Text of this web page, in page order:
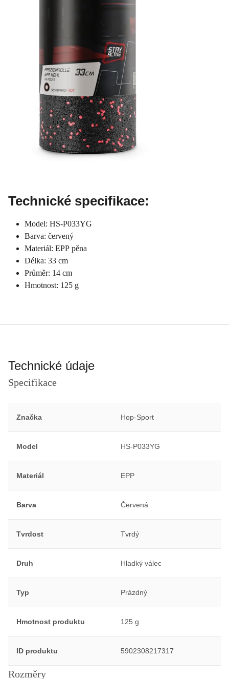
Technické specifikace:
Model: HS-P033YG
Barva: červený
Materiál: EPP pěna
Délka: 33 cm
Průměr: 14 cm
Hmotnost: 125 g
Technické údaje
Specifikace
Značka Hop-Sport
Model HS-P033YG
Materiál EPP
Barva Červená
Tvrdost Tvrdý
Druh Hladký válec
Typ Prázdný
Hmotnost produktu 125 g
ID produktu 5902308217317
Rozměry